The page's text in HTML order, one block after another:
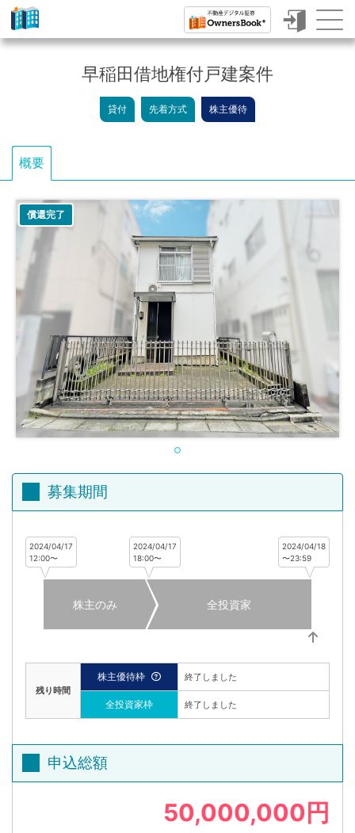
ク
フ
ァ
ン
デ
ィ
ン
グ
で
不
動
産
投
OwnersBook
早稲田借地権付戸建案件
貸付 先着方式 株主優待
概要
償還完了
募集期間
2024/04/17
12:00〜
2024/04/17
18:00〜
2024/04/18
〜23:59
株主のみ 全投資家
残り時間
株主優待枠 終了しました
全投資家枠 終了しました
申込総額
50,000,000円